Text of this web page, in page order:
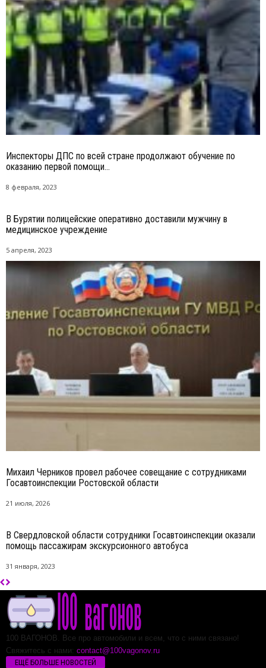
Инспекторы ДПС по всей стране продолжают обучение по
оказанию первой помощи...
8 февраля, 2023
В Бурятии полицейские оперативно доставили мужчину в
медицинское учреждение
5 апреля, 2023
Михаил Черников провел рабочее совещание с сотрудниками
Госавтоинспекции Ростовской области
21 июля, 2026
В Свердловской области сотрудники Госавтоинспекции оказали
помощь пассажирам экскурсионного автобуса
31 января, 2023
100 ВАГОНОВ. Все про автомобили и всем, что с ними связано!
Свяжитесь с нами: contact@100vagonov.ru
ЕЩЁ БОЛЬШЕ НОВОСТЕЙ